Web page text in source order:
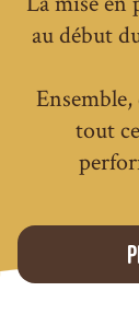
au début
tout